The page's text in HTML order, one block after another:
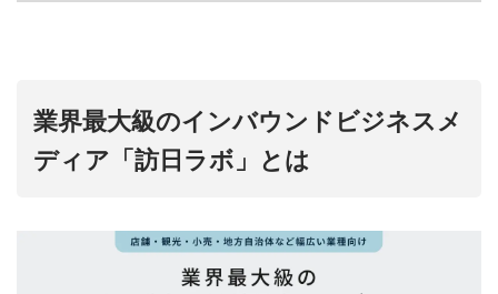
業界最大級のインバウンドビジネスメ
ディア「訪日ラボ」とは